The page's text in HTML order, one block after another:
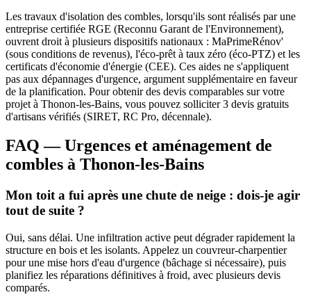
Les travaux d'isolation des combles, lorsqu'ils sont réalisés par une
entreprise certifiée RGE (Reconnu Garant de l'Environnement),
ouvrent droit à plusieurs dispositifs nationaux : MaPrimeRénov'
(sous conditions de revenus), l'éco-prêt à taux zéro (éco-PTZ) et les
certificats d'économie d'énergie (CEE). Ces aides ne s'appliquent
pas aux dépannages d'urgence, argument supplémentaire en faveur
de la planification. Pour obtenir des devis comparables sur votre
projet à Thonon-les-Bains, vous pouvez solliciter 3 devis gratuits
d'artisans vérifiés (SIRET, RC Pro, décennale).
FAQ — Urgences et aménagement de
combles à Thonon-les-Bains
Mon toit a fui après une chute de neige : dois-je agir
tout de suite ?
Oui, sans délai. Une infiltration active peut dégrader rapidement la
structure en bois et les isolants. Appelez un couvreur-charpentier
pour une mise hors d'eau d'urgence (bâchage si nécessaire), puis
planifiez les réparations définitives à froid, avec plusieurs devis
comparés.